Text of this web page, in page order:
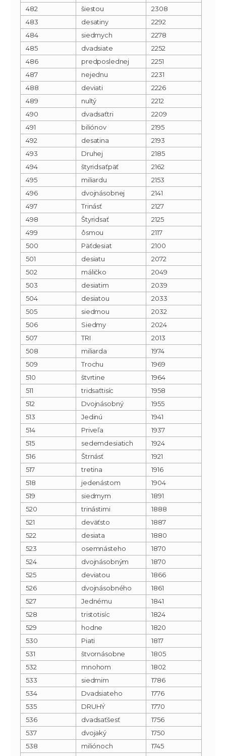
482
šiestou
2308
483
desatiny
2292
484
siedmych
2278
485
dvadsiate
2252
486
predposlednej
2251
487
nejednu
2231
488
deviati
2226
489
nultý
2212
490
dvadsaťtri
2209
491
biliónov
2195
492
desatina
2193
493
Druhej
2185
494
štyridsaťpäť
2162
495
miliardu
2153
496
dvojnásobnej
2141
497
Trinásť
2127
498
Štyridsať
2125
499
ôsmou
2117
500
Päťdesiat
2100
501
desiatu
2072
502
máličko
2049
503
desiatim
2039
504
desiatou
2033
505
siedmou
2032
506
Siedmy
2024
507
TRI
2013
508
miliarda
1974
509
Trochu
1969
510
štvrtine
1964
511
tridsaťtisíc
1958
512
Dvojnásobný
1955
513
Jedinú
1941
514
Priveľa
1937
515
sedemdesiatich
1924
516
Štrnásť
1921
517
tretina
1916
518
jedenástom
1904
519
siedmym
1891
520
trinástimi
1888
521
deväťsto
1887
522
desiata
1880
523
osemnásteho
1870
524
dvojnásobným
1870
525
deviatou
1866
526
dvojnásobného
1861
527
Jednému
1841
528
tristotisíc
1824
529
hodne
1820
530
Piati
1817
531
štvornásobne
1805
532
mnohom
1802
533
siedmim
1786
534
Dvadsiateho
1776
535
DRUHÝ
1770
536
dvadsaťšesť
1756
537
dvojaký
1750
538
miliónoch
1745